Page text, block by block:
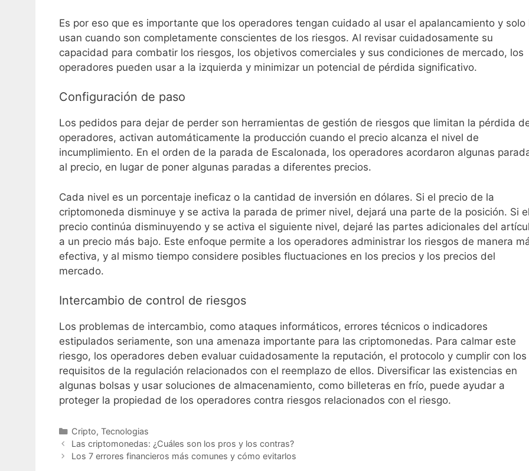
Es por eso que es importante que los operadores tengan cuidado al usar el apalancamiento y solo
usan cuando son completamente conscientes de los riesgos. Al revisar cuidadosamente su
capacidad para combatir los riesgos, los objetivos comerciales y sus condiciones de mercado, los
operadores pueden usar a la izquierda y minimizar un potencial de pérdida significativo.
Configuración de paso
Los pedidos para dejar de perder son herramientas de gestión de riesgos que limitan la pérdida
operadores, activan automáticamente la producción cuando el precio alcanza el nivel de
incumplimiento. En el orden de la parada de Escalonada, los operadores acordaron algunas
al precio, en lugar de poner algunas paradas a diferentes precios.
Cada nivel es un porcentaje ineficaz o la cantidad de inversión en dólares. Si el precio de la
criptomoneda disminuye y se activa la parada de primer nivel, dejará una parte de la posición. Si el
precio continúa disminuyendo y se activa el siguiente nivel, dejaré las partes adicionales del
a un precio más bajo. Este enfoque permite a los operadores administrar los riesgos de manera
efectiva, y al mismo tiempo considere posibles fluctuaciones en los precios y los precios del
mercado.
Intercambio de control de riesgos
Los problemas de intercambio, como ataques informáticos, errores técnicos o indicadores
estipulados seriamente, son una amenaza importante para las criptomonedas. Para calmar este
riesgo, los operadores deben evaluar cuidadosamente la reputación, el protocolo y cumplir con los
requisitos de la regulación relacionados con el reemplazo de ellos. Diversificar las existencias en
algunas bolsas y usar soluciones de almacenamiento, como billeteras en frío, puede ayudar a
proteger la propiedad de los operadores contra riesgos relacionados con el riesgo.
Categories
Cripto,Tecnologias
Las criptomonedas: ¿Cuáles son los pros y los contras?
Los 7 errores financieros más comunes y cómo evitarlos